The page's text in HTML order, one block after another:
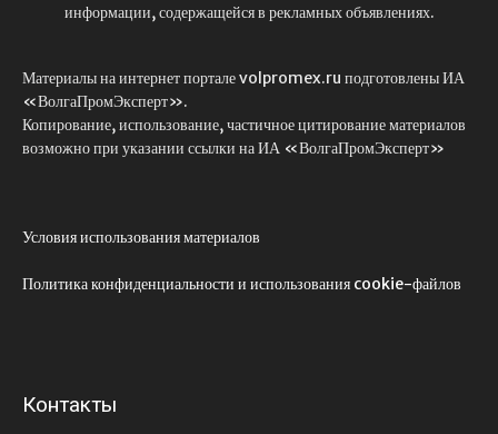
информации, содержащейся в рекламных объявлениях.
Материалы на интернет портале volpromex.ru подготовлены ИА
«ВолгаПромЭксперт».
Копирование, использование, частичное цитирование материалов
возможно при указании ссылки на ИА «ВолгаПромЭксперт»
Условия использования материалов
Политика конфиденциальности и использования cookie-файлов
Контакты